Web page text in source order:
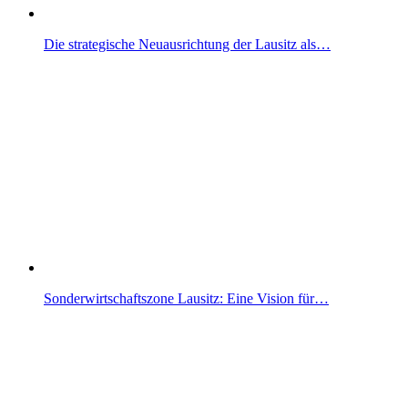
Die strategische Neuausrichtung der Lausitz als…
Sonderwirtschaftszone Lausitz: Eine Vision für…